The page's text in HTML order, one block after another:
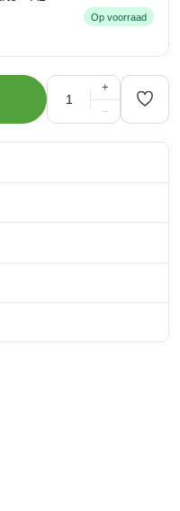
Op voorraad
+
−